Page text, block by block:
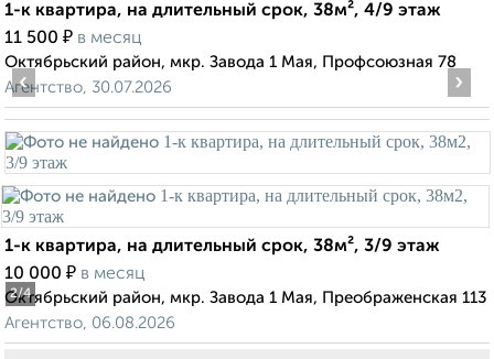
1-к квартира, на длительный срок, 38м², 4/9 этаж
11 500 ₽ в месяц
Октябрьский район, мкр. Завода 1 Мая, Профсоюзная 78
Агентство, 30.07.2026
2/4
‹ ›
1-к квартира, на длительный срок, 38м², 3/9 этаж
10 000 ₽ в месяц
Октябрьский район, мкр. Завода 1 Мая, Преображенская 113
Агентство, 06.08.2026